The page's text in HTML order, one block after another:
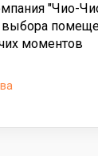
"Чио-
выбора
моментов